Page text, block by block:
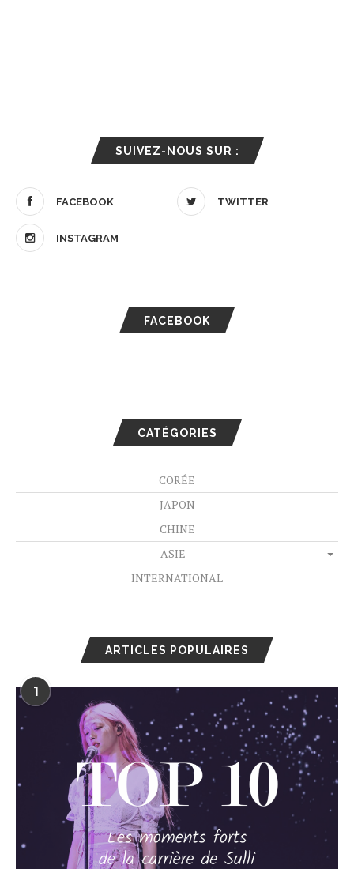
SUIVEZ-NOUS SUR :
FACEBOOK TWITTER
INSTAGRAM
FACEBOOK
CATÉGORIES
CORÉE
JAPON
CHINE
ASIE
INTERNATIONAL
ARTICLES POPULAIRES
1